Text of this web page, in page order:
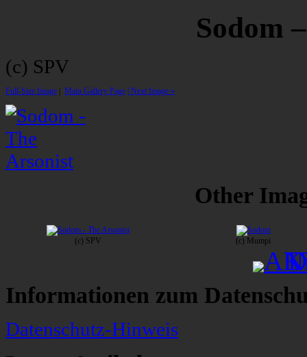
Sodom
(c) SPV
Full-Size Image Main Gallery Page | Next Image »
Other
(c) SPV (c) Mumpi
Informationen zum
Datenschutz-Hinweis